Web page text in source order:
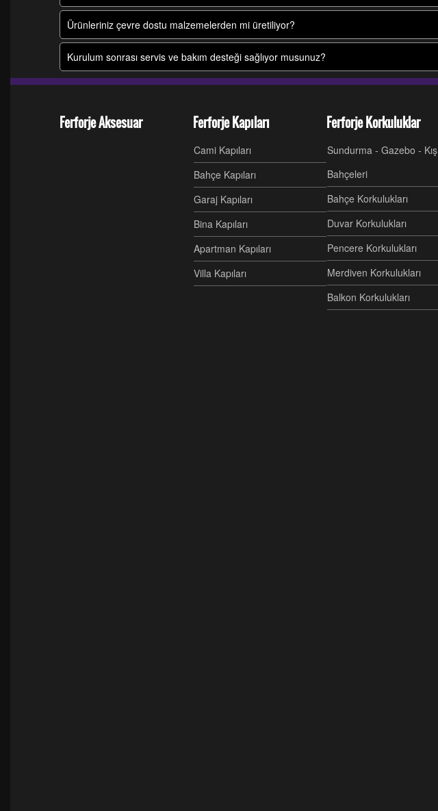
Ürünleriniz çevre dostu malzemelerden mi üretiliyor?
Kurulum sonrası servis ve bakım desteği sağlıyor musunuz?
Ferforje Aksesuar Ferforje Kapıları
Cami Kapıları
Bahçe Kapıları
Garaj Kapıları
Bina Kapıları
Apartman Kapıları
Villa Kapıları
Ferforje Korkuluklar
Sundurma - Gazebo - Kış
Bahçeleri
Bahçe Korkulukları
Duvar Korkulukları
Pencere Korkulukları
Merdiven Korkulukları
Balkon Korkulukları